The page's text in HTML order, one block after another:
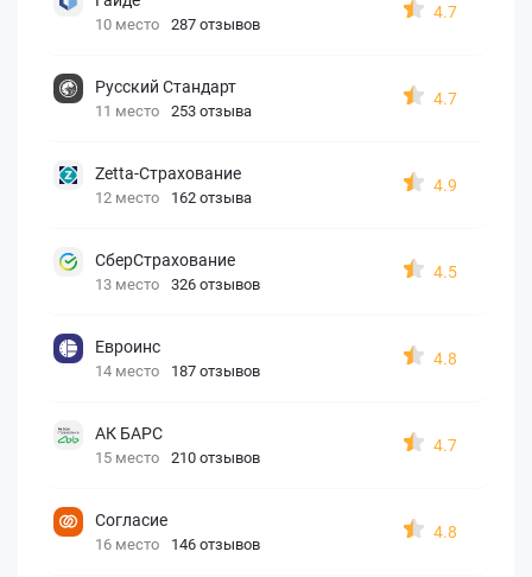
10 место 287 отзывов
4.7
Русский Стандарт
11 место 253 отзыва
4.7
Zetta-Страхование
12 место 162 отзыва
4.9
СберСтрахование
13 место 326 отзывов
4.5
Евроинс
14 место 187 отзывов
4.8
АК БАРС
15 место 210 отзывов
4.7
Согласие
16 место 146 отзывов
4.8